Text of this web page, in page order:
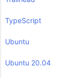
TypeScript
Ubuntu
Ubuntu 20.04